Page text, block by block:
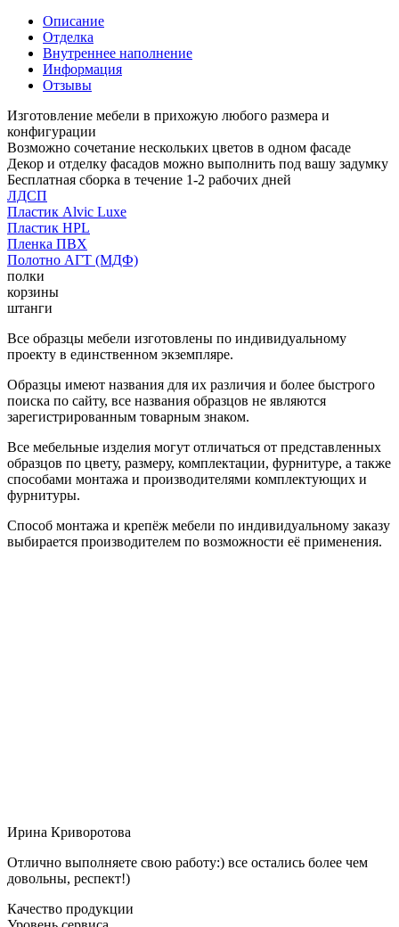
Описание
Отделка
Внутреннее наполнение
Информация
Отзывы
Изготовление мебели в прихожую любого размера и
конфигурации
Возможно сочетание нескольких цветов в одном фасаде
Декор и отделку фасадов можно выполнить под вашу задумку
Бесплатная сборка в течение 1-2 рабочих дней
ЛДСП
Пластик Alvic Luxe
Пластик HPL
Пленка ПВХ
Полотно АГТ (МДФ)
полки
корзины
штанги
Все образцы мебели изготовлены по индивидуальному
проекту в единственном экземпляре.
Образцы имеют названия для их различия и более быстрого
поиска по сайту, все названия образцов не являются
зарегистрированным товарным знаком.
Все мебельные изделия могут отличаться от представленных
образцов по цвету, размеру, комплектации, фурнитуре, а также
способами монтажа и производителями комплектующих и
фурнитуры.
Способ монтажа и крепёж мебели по индивидуальному заказу
выбирается производителем по возможности её применения.
Ирина Криворотова
Отлично выполняете свою работу:) все остались более чем
довольны, респект!)
Качество продукции